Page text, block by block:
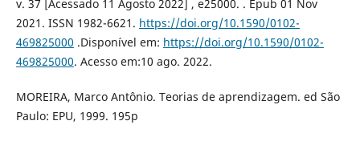
v. 37 [Acessado 11 Agosto 2022] , e25000. . Epub 01 Nov
2021. ISSN 1982-6621. https://doi.org/10.1590/0102-
469825000 .Disponível em: https://doi.org/10.1590/0102-
469825000. Acesso em:10 ago. 2022.
MOREIRA, Marco Antônio. Teorias de aprendizagem. ed São
Paulo: EPU, 1999. 195p